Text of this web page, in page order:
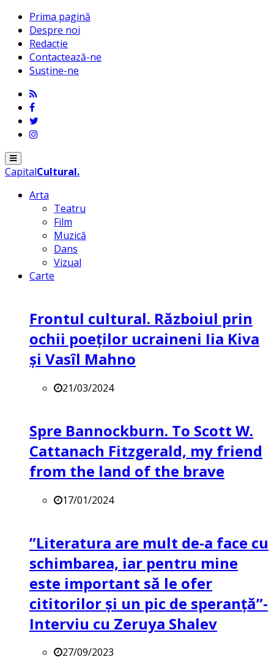
Prima pagină
Despre noi
Redacție
Contactează-ne
Susține-ne
Menu
CapitalCultural.
Arta
Teatru
Film
Muzică
Dans
Vizual
Carte
Frontul cultural. Războiul prin
ochii poeților ucraineni Iia Kiva
și Vasîl Mahno
21/03/2024
Spre Bannockburn. To Scott W.
Cattanach Fitzgerald, my friend
from the land of the brave
17/01/2024
”Literatura are mult de-a face cu
schimbarea, iar pentru mine
este important să le ofer
cititorilor și un pic de speranță”-
Interviu cu Zeruya Shalev
27/09/2023